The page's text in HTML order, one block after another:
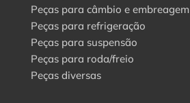
Peças para câmbio e embreagem
Peças para refrigeração
Peças para suspensão
Peças para roda/freio
Peças diversas